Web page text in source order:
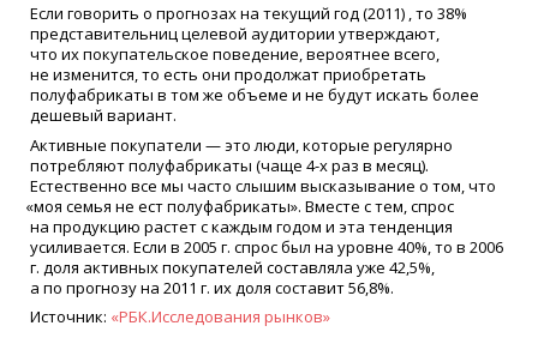
Если говорить о прогнозах на текущий год(2011) , то 38%
представительниц целевой аудитории утверждают,
что их покупательское поведение, вероятнее всего,
не изменится, то есть они продолжат приобретать
полуфабрикаты в том же объеме и не будут искать более
дешевый вариант.
Активные покупатели — это люди, которые регулярно
потребляют полуфабрикаты (чаще 4-х раз в месяц).
Естественно все мы часто слышим высказывание о том, что
«моя семья не ест полуфабрикаты». Вместе с тем, спрос
на продукцию растет с каждым годом и эта тенденция
усиливается. Если в 2005 г. спрос был на уровне 40%, то в 2006
г. доля активных покупателей составляла уже 42,5%,
а по прогнозу на 2011 г. их доля составит 56,8%.
Источник: «РБК.Исследования рынков»